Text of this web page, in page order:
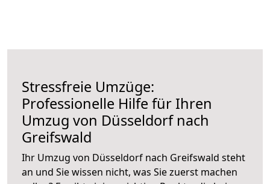
Stressfreie Umzüge:
Professionelle Hilfe für Ihren
Umzug von Düsseldorf nach
Greifswald
Ihr Umzug von Düsseldorf nach Greifswald steht
an und Sie wissen nicht, was Sie zuerst machen